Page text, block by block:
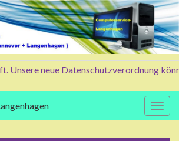
neue Datenschutzverordnung